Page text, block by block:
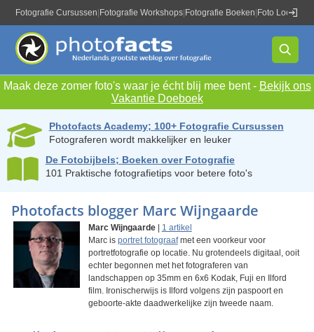
Fotografie Cursussen Fotografie Workshops Fotografie Boeken Foto Locaties
Maak deze zomer foto's waar je écht blij mee bent - Bekijk ons
Vakantie Doeboek
Photofacts Academy; 100+ Fotografie Cursussen
Fotograferen wordt makkelijker en leuker
De Fotobijbels; Boeken over Fotografie
101 Praktische fotografietips voor betere foto's
Photofacts blogger Marc Wijngaarde
Marc Wijngaarde| 1 artikel
Marc is portret fotograafmet een voorkeur voor
portretfotografie op locatie. Nu grotendeels digitaal, ooit
echter begonnen met het fotograferen van
landschappen op 35mm en 6x6 Kodak, Fuji en Ilford
film. Ironischerwijs is Ilford volgens zijn paspoort en
geboorte-akte daadwerkelijke zijn tweede naam.